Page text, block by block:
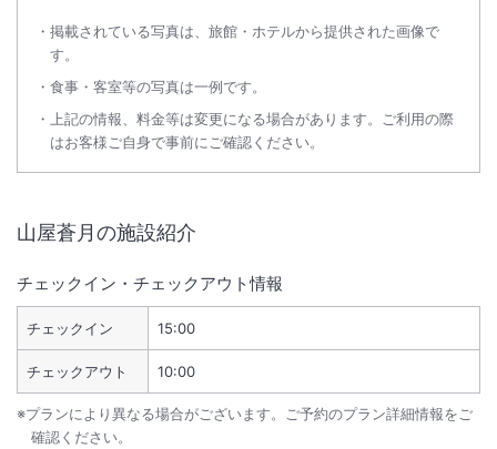
掲載されている写真は、旅館・ホテルから提供された画像で
す。
食事・客室等の写真は一例です。
上記の情報、料金等は変更になる場合があります。ご利用の際
はお客様ご自身で事前にご確認ください。
山屋蒼月の施設紹介
チェックイン・チェックアウト情報
チェックイン 15:00
チェックアウト 10:00
※プランにより異なる場合がございます。ご予約のプラン詳細情報をご
確認ください。